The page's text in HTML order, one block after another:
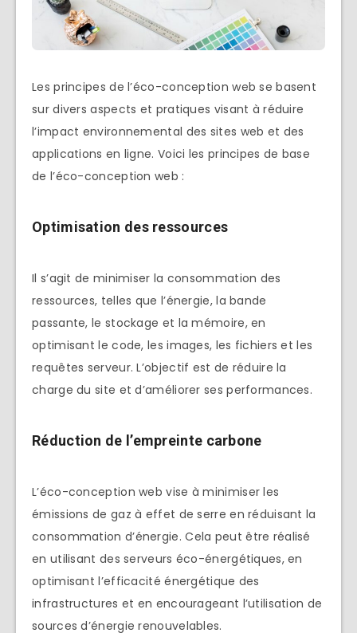
Les principes de l’éco-conception web se basent
sur divers aspects et pratiques visant à réduire
l’impact environnemental des sites web et des
applications en ligne. Voici les principes de base
de l’éco-conception web :
Optimisation des ressources
Il s’agit de minimiser la consommation des
ressources, telles que l’énergie, la bande
passante, le stockage et la mémoire, en
optimisant le code, les images, les fichiers et les
requêtes serveur. L’objectif est de réduire la
charge du site et d’améliorer ses performances.
Réduction de l’empreinte carbone
L’éco-conception web vise à minimiser les
émissions de gaz à effet de serre en réduisant la
consommation d’énergie. Cela peut être réalisé
en utilisant des serveurs éco-énergétiques, en
optimisant l’efficacité énergétique des
infrastructures et en encourageant l’utilisation de
sources d’énergie renouvelables.